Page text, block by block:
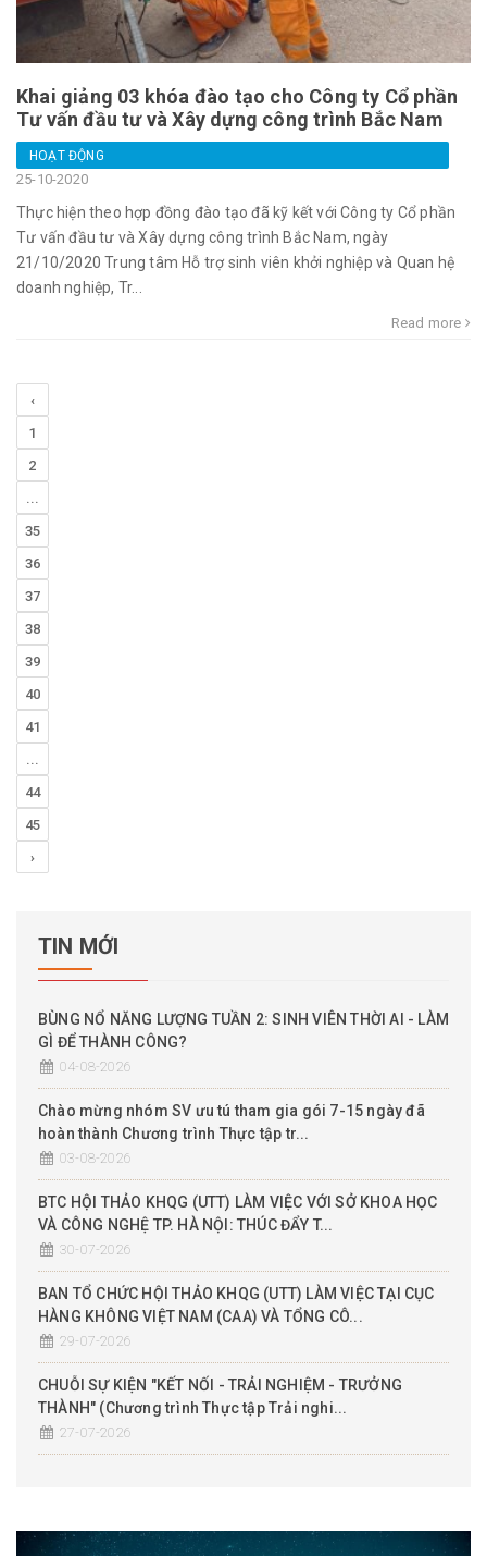
Khai giảng 03 khóa đào tạo cho Công ty Cổ phần
Tư vấn đầu tư và Xây dựng công trình Bắc Nam
HOẠT ĐỘNG
25-10-2020
Thực hiện theo hợp đồng đào tạo đã kỹ kết với Công ty Cổ phần
Tư vấn đầu tư và Xây dựng công trình Bắc Nam, ngày
21/10/2020 Trung tâm Hỗ trợ sinh viên khởi nghiệp và Quan hệ
doanh nghiệp, Tr...
Read more
‹
1
2
...
35
36
37
38
39
40
41
...
44
45
›
TIN MỚI
BÙNG NỔ NĂNG LƯỢNG TUẦN 2: SINH VIÊN THỜI AI - LÀM
GÌ ĐỂ THÀNH CÔNG?
04-08-2026
Chào mừng nhóm SV ưu tú tham gia gói 7-15 ngày đã
hoàn thành Chương trình Thực tập tr...
03-08-2026
BTC HỘI THẢO KHQG (UTT) LÀM VIỆC VỚI SỞ KHOA HỌC
VÀ CÔNG NGHỆ TP. HÀ NỘI: THÚC ĐẨY T...
30-07-2026
BAN TỔ CHỨC HỘI THẢO KHQG (UTT) LÀM VIỆC TẠI CỤC
HÀNG KHÔNG VIỆT NAM (CAA) VÀ TỔNG CÔ...
29-07-2026
CHUỖI SỰ KIỆN "KẾT NỐI - TRẢI NGHIỆM - TRƯỞNG
THÀNH" (Chương trình Thực tập Trải nghi...
27-07-2026